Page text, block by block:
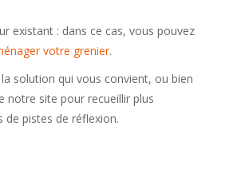
existant : dans ce cas, vous pouvez
votre grenier.
solution qui vous convient, ou bien
notre site pour recueillir plus
de pistes de réflexion.